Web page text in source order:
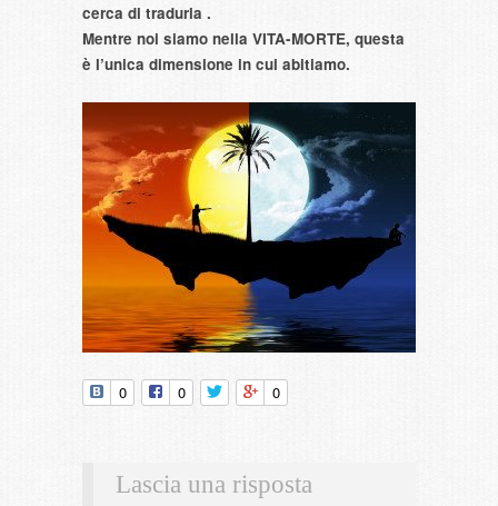
cerca di tradurla .
Mentre noi siamo nella VITA-MORTE, questa
è l’unica dimensione in cui abitiamo.
0 0 0
Lascia una risposta